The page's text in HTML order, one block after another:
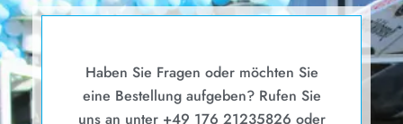
Haben Sie Fragen oder möchten Sie
eine Bestellung aufgeben? Rufen Sie
uns an unter +49 176 21235826 oder